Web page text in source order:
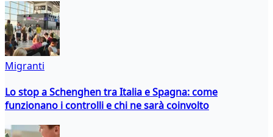
Migranti
Lo stop a Schenghen tra Italia e Spagna: come
funzionano i controlli e chi ne sarà coinvolto